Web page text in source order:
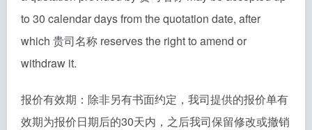
to 30 calendar days from the quotation date, after
which 贵司名称 reserves the right to amend or
withdraw it.
报价有效期：除非另有书面约定，我司提供的报价单有
效期为报价日期后的30天内，之后我司保留修改或撤销